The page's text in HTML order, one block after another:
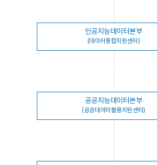
인공지능데이터본부
(데이터통합지원센터)
공공지능데이터본부
(공공데이터활용지원센터)